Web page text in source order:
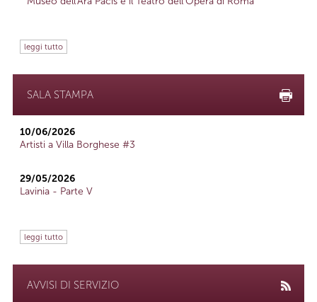
leggi tutto
SALA STAMPA
10/06/2026
Artisti a Villa Borghese #3
29/05/2026
Lavinia - Parte V
leggi tutto
AVVISI DI SERVIZIO